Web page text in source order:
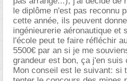
le diplôme n'est pas reconnu
cette année, ils peuvent
ingénieurerie aéronautique et
l'école peut te faire réfléchir
5500€ par an si je me
grandeur est bon, ça j'en suis
Mon conseil est le suivant: si